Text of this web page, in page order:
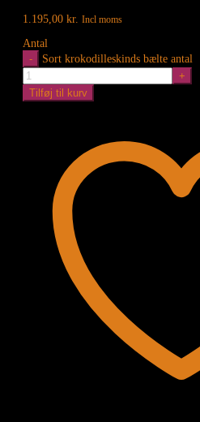
1.195,00 kr. Incl moms
Antal
Sort krokodilleskinds bælte antal
Tilføj til kurv